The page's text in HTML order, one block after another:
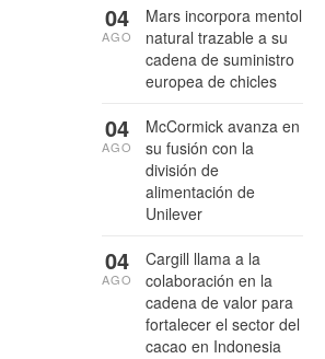
Mars incorpora mentol
natural trazable a su
cadena de suministro
europea de chicles
04
AGO
McCormick avanza en
su fusión con la
división de
alimentación de
Unilever
04
AGO
Cargill llama a la
colaboración en la
cadena de valor para
fortalecer el sector del
cacao en Indonesia
04
AGO